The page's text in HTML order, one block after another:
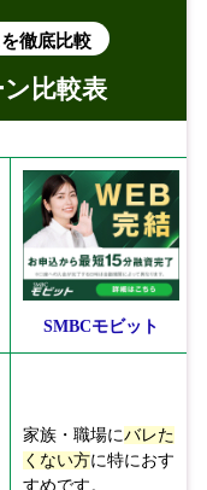
徹底比較
比較表
SMBCモビット
家族・職場にバレた
くない方に特におす
すめです。